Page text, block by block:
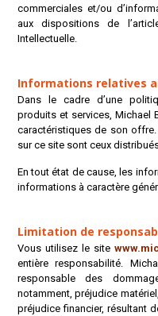
commerciales et/ou
aux dispositions de
Intellectuelle.
Informations relatives
Dans le cadre d’une
produits et services, Michael
caractéristiques de son
sur ce site sont ceux
En tout état de cause, les
informations à caractère
Limitation de
Vous utilisez le site
entière responsabilité.
responsable des
notamment, préjudice
préjudice financier, résultant